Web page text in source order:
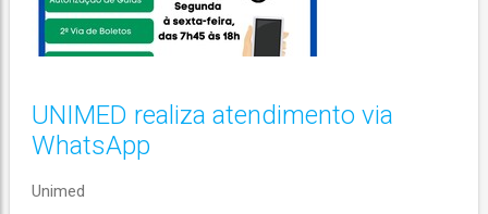
UNIMED realiza atendimento via
WhatsApp
Unimed